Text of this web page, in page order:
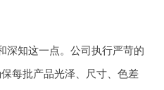
深知这一点。公司执行严苛的
每批产品光泽、尺寸、色差